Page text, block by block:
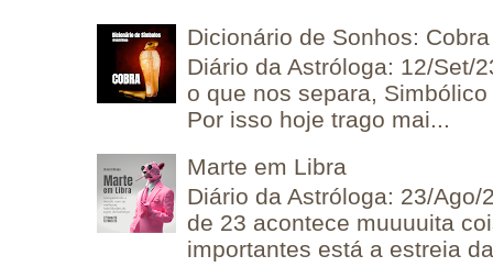
Dicionário de Sonhos: Cobra
Diário da Astróloga: 12/Set/
o que nos separa,
Por isso hoje trago mai...
Marte em Libra
Diário da Astróloga: 23/
de 23 acontece muuuuita
importantes está a estreia